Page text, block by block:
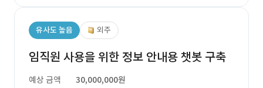
유사도 높음 외주
임직원 사용을 위한 정보 안내용 챗봇 구축
예상 금액
30,000,000원